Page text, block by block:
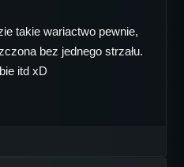
takie wariactwo pewnie,
bez jednego strzału.
itd xD